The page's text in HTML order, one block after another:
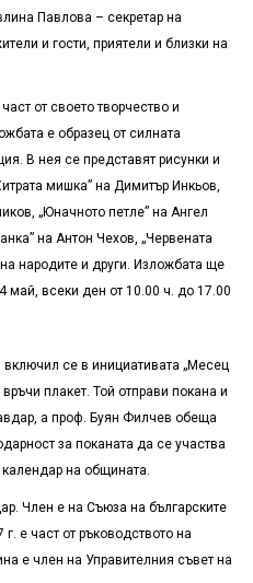
Павлова – секретар на
и гости, приятели и близки на
от своето творчество и
е образец от силната
В нея се представят рисунки и
мишка” на Димитър Инкьов,
„Юначното петле” на Ангел
на Антон Чехов, „Червената
народите и други. Изложбата ще
май, всеки ден от 10.00 ч. до 17.00
включил се в инициативата „Месец
плакет. Той отправи покана и
а проф. Буян Филчев обеща
за поканата да се участва
на общината.
Член е на Съюза на българските
е част от ръководството на
е член на Управителния съвет на